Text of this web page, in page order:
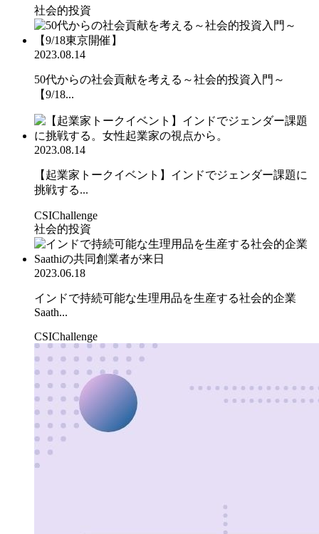
社会的投資
2023.08.14
50代からの社会貢献を考える～社会的投資入門～
【9/18...
2023.08.14
【起業家トークイベント】インドでジェンダー課題に
挑戦する...
CSIChallenge
社会的投資
2023.06.18
インドで持続可能な生理用品を生産する社会的企業
Saath...
CSIChallenge